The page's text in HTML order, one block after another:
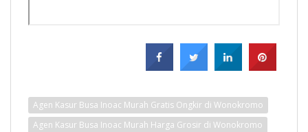
Agen Kasur Busa Inoac Murah Gratis Ongkir di Wonokromo
Agen Kasur Busa Inoac Murah Harga Grosir di Wonokromo